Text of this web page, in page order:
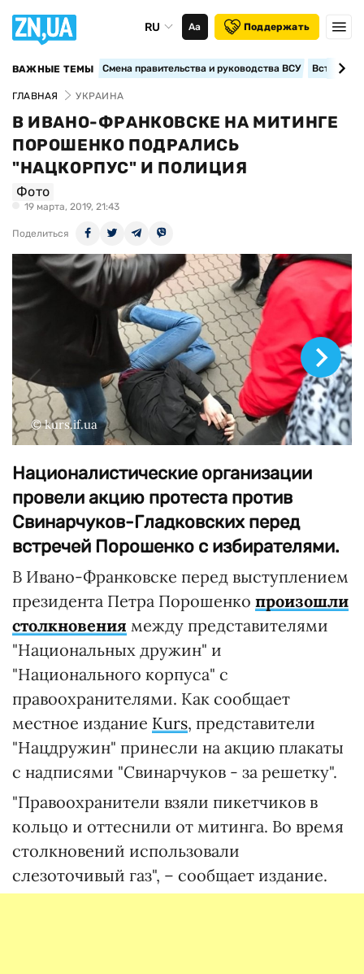
RU Аа Поддержать
ВАЖНЫЕ ТЕМЫ Смена правительства и руководства ВСУ
ГЛАВНАЯ УКРАИНА
В ИВАНО-ФРАНКОВСКЕ НА МИТИНГЕ
ПОРОШЕНКО ПОДРАЛИСЬ
"НАЦКОРПУС" И ПОЛИЦИЯ
Фото
19 марта, 2019, 21:43
Поделиться
© kurs.if.ua
Националистические организации
провели акцию протеста против
Свинарчуков-Гладковских перед
встречей Порошенко с избирателями.
В Ивано-Франковске перед выступлением
президента Петра Порошенко произошли
столкновения между представителями
"Национальных дружин" и
"Национального корпуса" с
правоохранителями. Как сообщает
местное издание Kurs, представители
"Нацдружин" принесли на акцию плакаты
с надписями "Свинарчуков - за решетку".
"Правоохранители взяли пикетчиков в
кольцо и оттеснили от митинга. Во время
столкновений использовали
слезоточивый газ", – сообщает издание.